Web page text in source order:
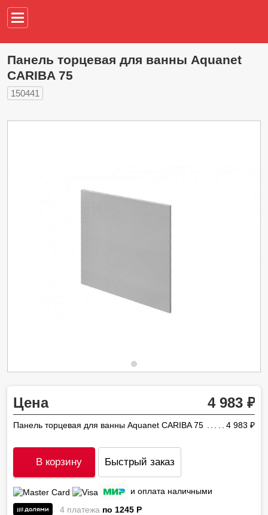
Панель торцевая для ванны Aquanet
CARIBA 75
150441
Цена 4 983
Панель торцевая для ванны Aquanet CARIBA 75 4 983
В корзину Быстрый заказ
и оплата наличными
4 платежа по 1245 P